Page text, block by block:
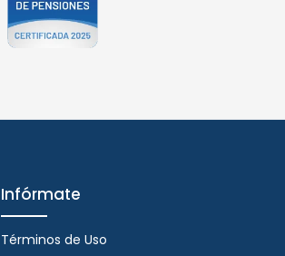
Infórmate
Términos de Uso